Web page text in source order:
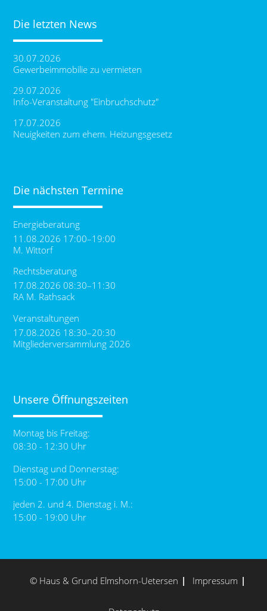
Die letzten News
30.07.2026
Gewerbeimmobilie zu vermieten
29.07.2026
Info-Veranstaltung "Einbruchschutz"
17.07.2026
Neuigkeiten zum ehem. Heizungsgesetz
Die nächsten Termine
Energieberatung
11.08.2026 17:00–19:00
M. Wittorf
Rechtsberatung
17.08.2026 08:30–11:30
RA M. Rathsack
Veranstaltungen
17.08.2026 18:30–20:30
Mitgliederversammlung 2026
Unsere Öffnungszeiten
Montag bis Freitag:
08:30 - 12:30 Uhr
Dienstag und Donnerstag:
15:00 - 17:00 Uhr
jeden 2. und 4. Dienstag i. M.:
15:00 - 19:00 Uhr
© Haus & Grund Elmshorn-Uetersen Impressum